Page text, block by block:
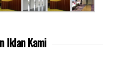
Iklan Kami